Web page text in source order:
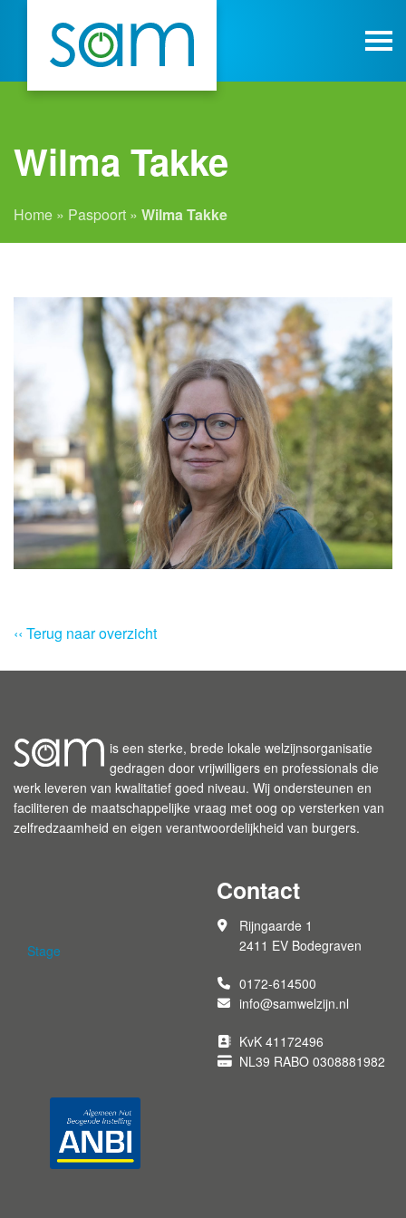
Wilma Takke
Home » Paspoort » Wilma Takke
‹‹ Terug naar overzicht
is een sterke, brede lokale welzijnsorganisatie
gedragen door vrijwilligers en professionals die
werk leveren van kwalitatief goed niveau. Wij ondersteunen en
faciliteren de maatschappelijke vraag met oog op versterken van
zelfredzaamheid en eigen verantwoordelijkheid van burgers.
Stage
Contact
Rijngaarde 1
2411 EV Bodegraven
0172-614500
info@samwelzijn.nl
KvK 41172496
NL39 RABO 0308881982